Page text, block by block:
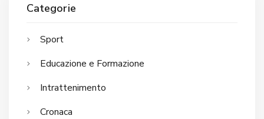
Categorie
Sport
Educazione e Formazione
Intrattenimento
Cronaca